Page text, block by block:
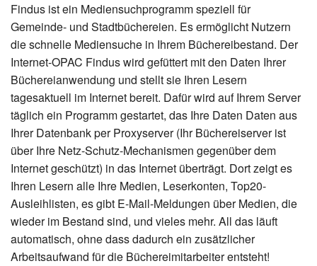
Findus ist ein Mediensuchprogramm speziell für
Gemeinde- und Stadtbüchereien. Es ermöglicht Nutzern
die schnelle Mediensuche in Ihrem Büchereibestand. Der
Internet-OPAC Findus wird gefüttert mit den Daten Ihrer
Büchereianwendung und stellt sie Ihren Lesern
tagesaktuell im Internet bereit. Dafür wird auf Ihrem Server
täglich ein Programm gestartet, das Ihre Daten Daten aus
Ihrer Datenbank per Proxyserver (Ihr Büchereiserver ist
über Ihre Netz-Schutz-Mechanismen gegenüber dem
Internet geschützt) in das Internet überträgt. Dort zeigt es
Ihren Lesern alle Ihre Medien, Leserkonten, Top20-
Ausleihlisten, es gibt E-Mail-Meldungen über Medien, die
wieder im Bestand sind, und vieles mehr. All das läuft
automatisch, ohne dass dadurch ein zusätzlicher
Arbeitsaufwand für die Büchereimitarbeiter entsteht!